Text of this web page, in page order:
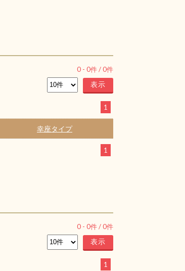
0 - 0件 /0件
1
幸座タイプ
1
0 - 0件 /0件
1